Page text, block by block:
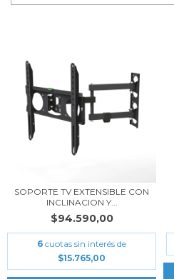
SOPORTE TV EXTENSIBLE CON
INCLINACION Y...
$94.590,00
6 cuotas sin interés de
$15.765,00